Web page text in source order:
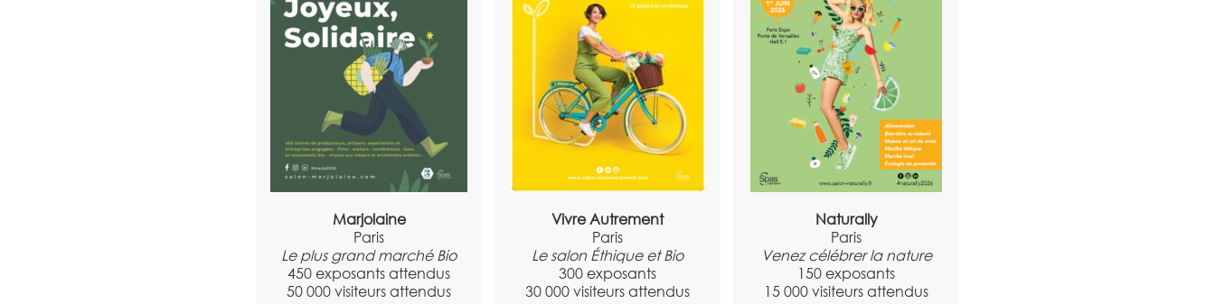
Marjolaine
Paris
Le plus grand marché Bio
450 exposants attendus
50 000 visiteurs attendus
Vivre Autrement
Paris
Le salon Éthique et Bio
300 exposants
30 000 visiteurs attendus
Naturally
Paris
Venez célébrer la nature
150 exposants
15 000 visiteurs attendus